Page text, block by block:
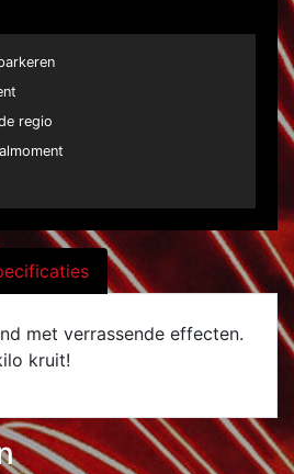
regio
met verrassende effecten.
kruit!